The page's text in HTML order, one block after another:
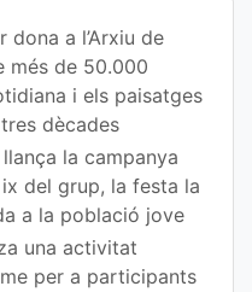
a l’Arxiu de
més de 50.000
i els paisatges
dècades
la campanya
del grup, la festa la
a la població jove
una activitat
per a participants